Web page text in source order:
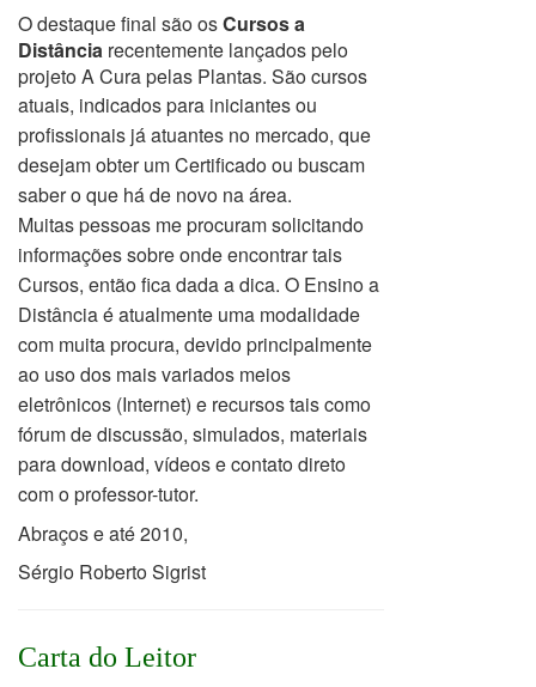
O destaque final são osCursos a
Distância recentemente lançados pelo
projeto A Cura pelas Plantas. São cursos
atuais, indicadospara iniciantes ou
profissionais já atuantes no mercado, que
desejam obter um Certificado ou buscam
saber o que há de novo na área.
Muitaspessoas me procuram solicitando
informações sobre onde encontrar tais
Cursos, então fica dada a dica. O Ensino a
Distância é atualmente uma modalidade
com muita procura, devido principalmente
ao uso dos mais variados meios
eletrônicos (Internet) e recursos tais como
fórum de discussão, simulados, materiais
para download, vídeos e contato direto
com o professor-tutor.
Abraços e até 2010,
Sérgio Roberto Sigrist
Carta do Leitor